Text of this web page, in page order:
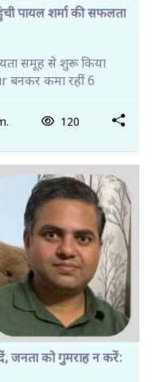
पायल शर्मा की सफलता
समूह से शुरू किया
बनकर कमा रहीं 6
120
जनता को गुमराह न करें: